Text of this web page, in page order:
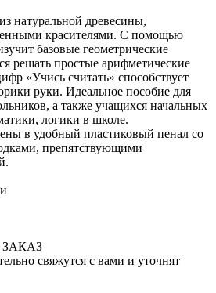
натуральной древесины,
красителями. С помощью
базовые геометрические
решать простые арифметические
«Учись считать» способствует
руки. Идеальное пособие для
а также учащихся начальных
логики в школе.
в удобный пластиковый пенал со
препятствующими
свяжутся с вами и уточнят